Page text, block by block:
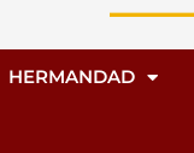
HERMANDAD